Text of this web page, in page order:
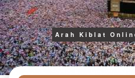
Arah Kiblat